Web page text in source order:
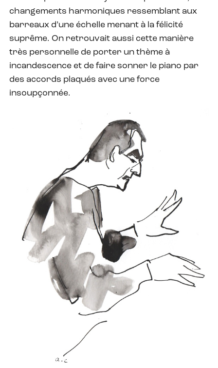
changements harmoniques ressemblant aux
barreaux d’une échelle menant à la félicité
suprême. On retrouvait aussi cette manière
très personnelle de porter un thème à
incandescence et de faire sonner le piano par
des accords plaqués avec une force
insoupçonnée.